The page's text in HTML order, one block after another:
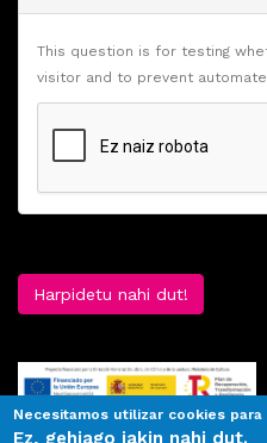
This question is for testing
visitor and to prevent
Harpidetu nahi dut!
Necesitamos utilizar cookies
Ez, gehiago jakin nahi dut.